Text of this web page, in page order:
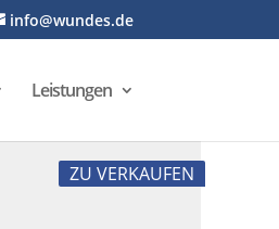
info@wundes.de
Leistungen
ZU VERKAUFEN